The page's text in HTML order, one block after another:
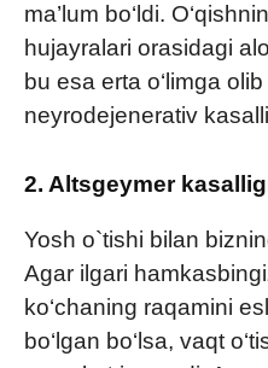
ma’lum bo‘ldi.
hujayralari orasidagi
bu esa erta o‘limga
neyrodejenerativ
2. Altsgeymer
Yosh o`tishi bilan
Agar ilgari
ko‘chaning raqamini
bo‘lgan bo‘lsa, vaqt